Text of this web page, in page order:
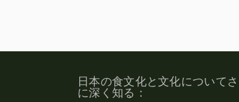
日本の食文化と文化について
に深く知る：